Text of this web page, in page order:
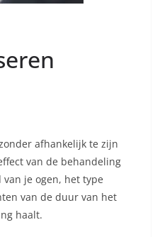
afhankelijk te zijn
van de behandeling
je ogen, het type
van de duur van het
haalt.